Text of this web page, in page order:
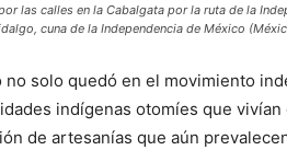
las calles en la Cabalgata por la ruta de la
cuna de la Independencia de México
no solo quedó en el movimiento
indígenas otomíes que
de artesanías que aún